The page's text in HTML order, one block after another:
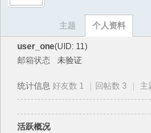
›
主题 个人资料
user_one(UID: 11)
邮箱状态
未验证
统计信息 好友数 1 回帖数 3 主
活跃概况